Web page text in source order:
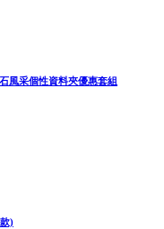
風采個性資料夾優惠套組
)